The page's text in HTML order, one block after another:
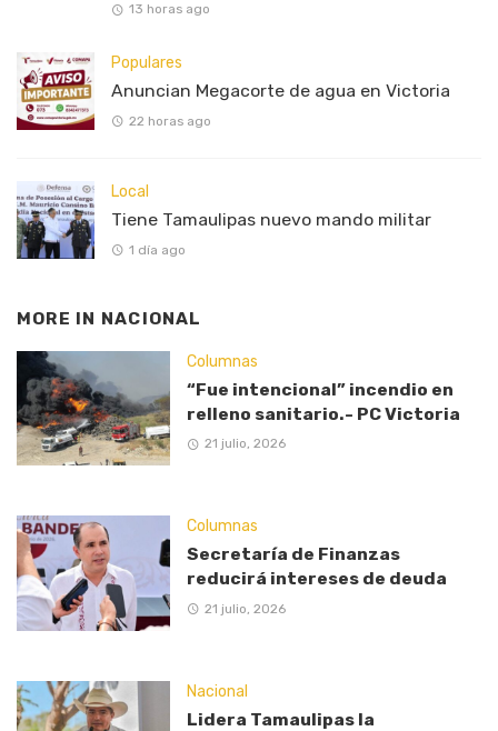
13 horas ago
Populares
Anuncian Megacorte de agua en Victoria
22 horas ago
Local
Tiene Tamaulipas nuevo mando militar
1 día ago
MORE IN NACIONAL
Columnas
“Fue intencional” incendio en
relleno sanitario.- PC Victoria
21 julio, 2026
Columnas
Secretaría de Finanzas
reducirá intereses de deuda
21 julio, 2026
Nacional
Lidera Tamaulipas la